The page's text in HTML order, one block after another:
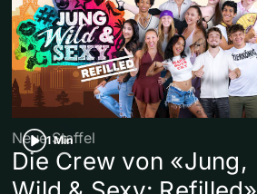
1 Min
Neue Staffel
Die Crew von «Jung,